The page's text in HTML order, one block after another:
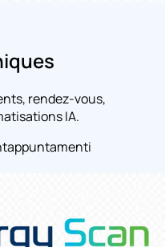
rendez-vous,
IA.
appuntamenti